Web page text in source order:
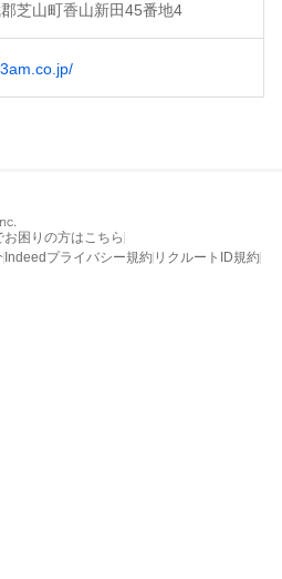
芝山町香山新田45番地4
お困りの方はこちら
Indeedプライバシー規約 リクルートID規約